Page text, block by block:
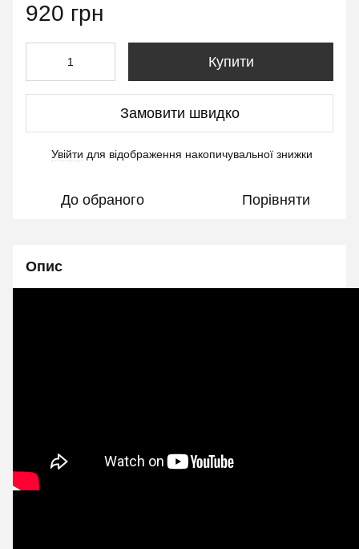
920 грн
Купити
Замовити швидко
Увійти для відображення накопичувальної знижки
До обраного Порівняти
Опис